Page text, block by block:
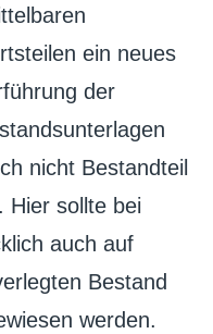
ein neues
der
nicht Bestandteil
Hier sollte bei
auch auf
Bestand
werden.